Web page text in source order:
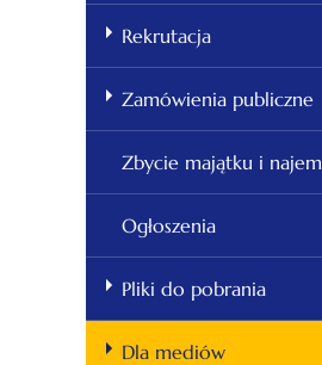
Rekrutacja
Zamówienia publiczne
Zbycie majątku i najem
Ogłoszenia
Pliki do pobrania
Dla mediów